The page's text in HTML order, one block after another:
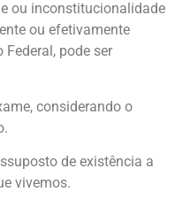
ou inconstitucionalidade
ou efetivamente
pode ser
considerando o
de existência a
vivemos.